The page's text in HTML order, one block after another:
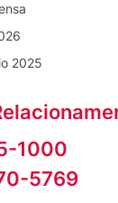
2025
1000
5769